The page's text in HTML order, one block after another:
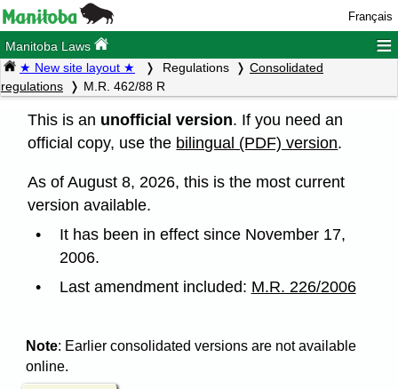
Français
Manitoba Laws ≡
★ New site layout ★ Regulations
Consolidated
regulations
M.R. 462/88 R
This is an unofficial version. If you need an
official copy, use the bilingual (PDF) version.
As of August 8, 2026, this is the most current
version available.
It has been in effect since November 17,
2006.
Last amendment included: M.R. 226/2006
Note: Earlier consolidated versions are not available
online.